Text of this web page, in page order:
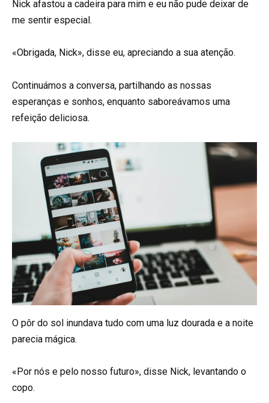
Nick afastou a cadeira para mim e eu não pude deixar de
me sentir especial.
«Obrigada, Nick», disse eu, apreciando a sua atenção.
Continuámos a conversa, partilhando as nossas
esperanças e sonhos, enquanto saboreávamos uma
refeição deliciosa.
O pôr do sol inundava tudo com uma luz dourada e a noite
parecia mágica.
«Por nós e pelo nosso futuro», disse Nick, levantando o
copo.